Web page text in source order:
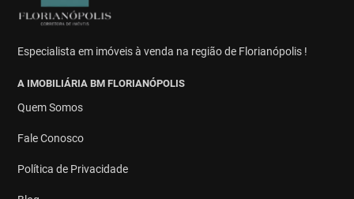
Especialista em imóveis à venda na região de Florianópolis !
A IMOBILIÁRIA BM FLORIANÓPOLIS
Quem Somos
Fale Conosco
Política de Privacidade